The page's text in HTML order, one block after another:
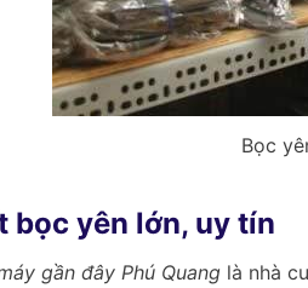
Bọc
bọc yên lớn, uy tín
gần đây Phú Quang là nhà